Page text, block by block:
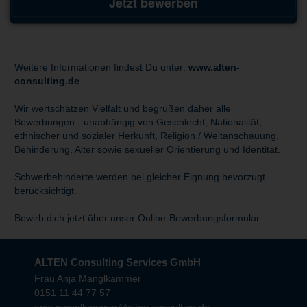
Weitere Informationen findest Du unter: www.alten-
consulting.de
Wir wertschätzen Vielfalt und begrüßen daher alle
Bewerbungen - unabhängig von Geschlecht, Nationalität,
ethnischer und sozialer Herkunft, Religion / Weltanschauung,
Behinderung, Alter sowie sexueller Orientierung und Identität.
Schwerbehinderte werden bei gleicher Eignung bevorzugt
berücksichtigt.
Bewirb dich jetzt über unser Online-Bewerbungsformular.
ALTEN Consulting Services GmbH
Frau Anja Manglkammer
0151 11 44 77 57